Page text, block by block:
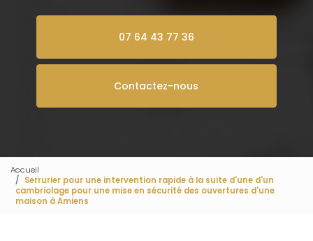
07 64 43 77 36
Contactez-nous
Accueil
Serrurier pour une intervention rapide à la suite d'une d'un
cambriolage pour une mise en sécurité des ouvertures d'une
maison à Amiens